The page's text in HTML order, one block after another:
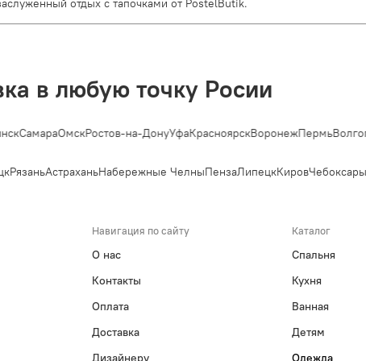
отдых с тапочками от PostelButik.
в любую точку Росии
СамараОмскРостов-на-ДонуУфаКрасноярскВоронежПермь
РязаньАстраханьНабережные ЧелныПензаЛипецкКировЧебоксары
Навигация по сайту
О нас
Контакты
Оплата
Доставка
Дизайнеру
Каталог
Спальня
Кухня
Ванная
Детям
Одежда